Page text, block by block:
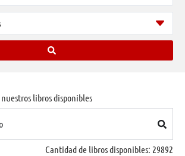
nuestros libros disponibles
Cantidad de libros disponibles: 29892